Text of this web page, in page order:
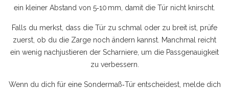
ein kleiner Abstand von 5‑10 mm, damit die Tür nicht knirscht.
Falls du merkst, dass die Tür zu schmal oder zu breit ist, prüfe
zuerst, ob du die Zarge noch ändern kannst. Manchmal reicht
ein wenig nachjustieren der Scharniere, um die Passgenauigkeit
zu verbessern.
Wenn du dich für eine Sondermaß‑Tür entscheidest, melde dich